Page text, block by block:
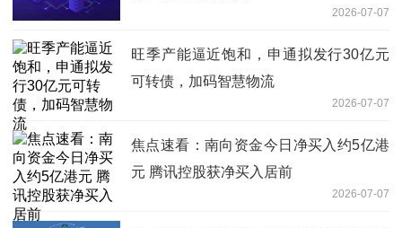
2026-07-07
旺季产能逼近饱和，申通拟发行30亿元
可转债，加码智慧物流
2026-07-07
焦点速看：南向资金今日净买入约5亿港
元 腾讯控股获净买入居前
2026-07-07